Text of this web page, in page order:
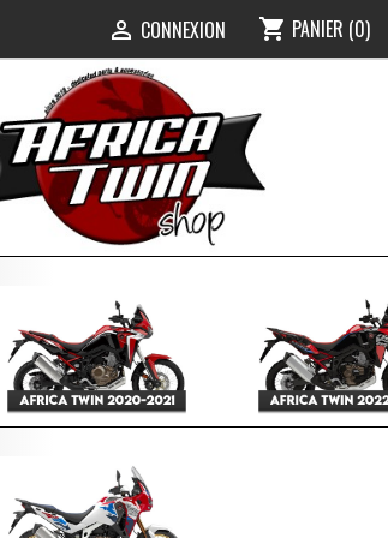
 CONNEXION shopping_cart PANIER (0)